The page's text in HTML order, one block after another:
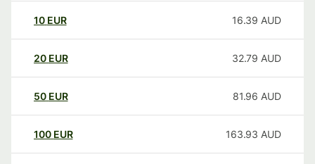
10 EUR 16.39 AUD
20 EUR 32.79 AUD
50 EUR 81.96 AUD
100 EUR 163.93 AUD